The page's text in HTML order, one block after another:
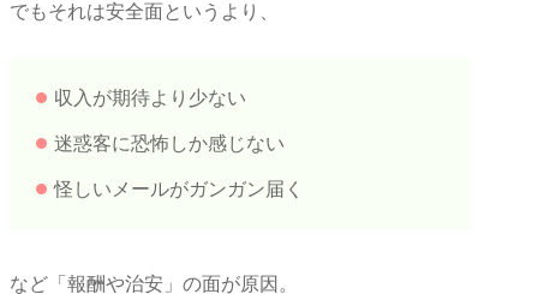
でもそれは安全面というより、
収入が期待より少ない
迷惑客に恐怖しか感じない
怪しいメールがガンガン届く
など「報酬や治安」の面が原因。